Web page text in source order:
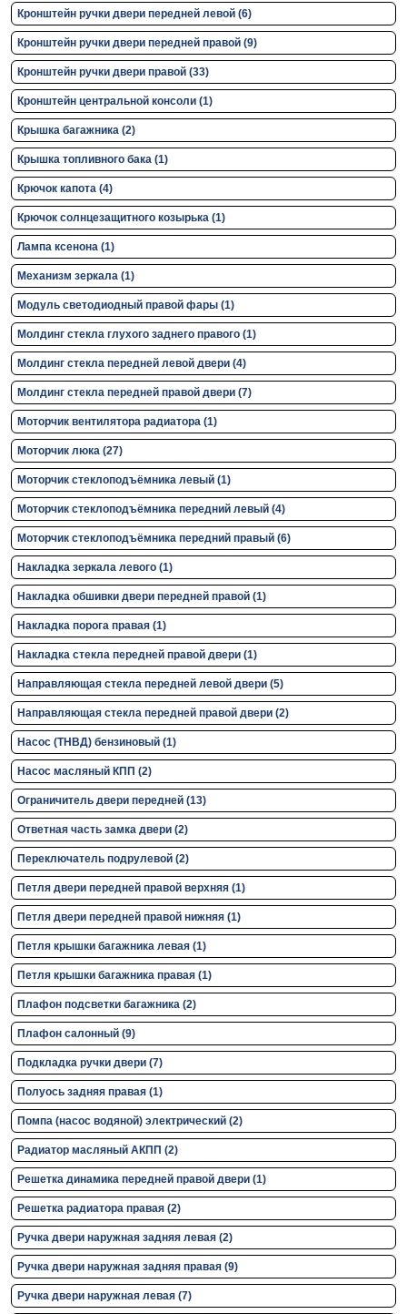
Кронштейн ручки двери передней левой (6)
Кронштейн ручки двери передней правой (9)
Кронштейн ручки двери правой (33)
Кронштейн центральной консоли (1)
Крышка багажника (2)
Крышка топливного бака (1)
Крючок капота (4)
Крючок солнцезащитного козырька (1)
Лампа ксенона (1)
Механизм зеркала (1)
Модуль светодиодный правой фары (1)
Молдинг стекла глухого заднего правого (1)
Молдинг стекла передней левой двери (4)
Молдинг стекла передней правой двери (7)
Моторчик вентилятора радиатора (1)
Моторчик люка (27)
Моторчик стеклоподъёмника левый (1)
Моторчик стеклоподъёмника передний левый (4)
Моторчик стеклоподъёмника передний правый (6)
Накладка зеркала левого (1)
Накладка обшивки двери передней правой (1)
Накладка порога правая (1)
Накладка стекла передней правой двери (1)
Направляющая стекла передней левой двери (5)
Направляющая стекла передней правой двери (2)
Насос (ТНВД) бензиновый (1)
Насос масляный КПП (2)
Ограничитель двери передней (13)
Ответная часть замка двери (2)
Переключатель подрулевой (2)
Петля двери передней правой верхняя (1)
Петля двери передней правой нижняя (1)
Петля крышки багажника левая (1)
Петля крышки багажника правая (1)
Плафон подсветки багажника (2)
Плафон салонный (9)
Подкладка ручки двери (7)
Полуось задняя правая (1)
Помпа (насос водяной) электрический (2)
Радиатор масляный АКПП (2)
Решетка динамика передней правой двери (1)
Решетка радиатора правая (2)
Ручка двери нaружная задняя левая (2)
Ручка двери нaружная задняя правая (9)
Ручка двери нaружная левая (7)